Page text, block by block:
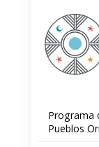
Programa
Pueblos